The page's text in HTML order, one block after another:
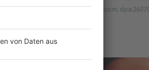
© dpa-infocom,